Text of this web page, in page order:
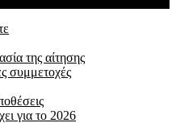
της αίτησης
συμμετοχές
για το 2026